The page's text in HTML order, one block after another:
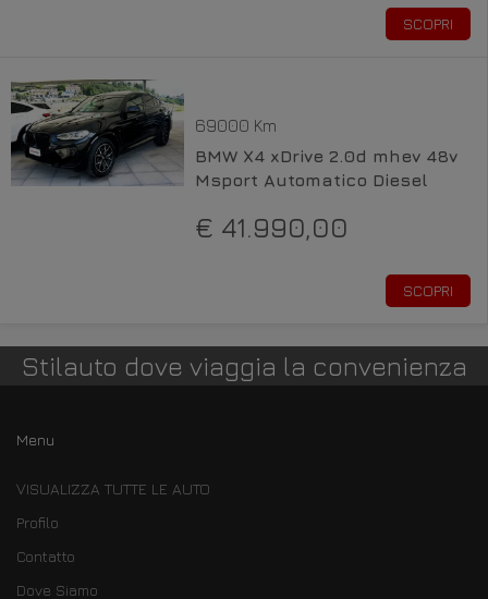
SCOPRI
69000 Km
BMW X4 xDrive 2.0d mhev 48v
Msport Automatico Diesel
€ 41.990,00
SCOPRI
Stilauto dove viaggia la convenienza
Menu
VISUALIZZA TUTTE LE AUTO
Profilo
Contatto
Dove Siamo